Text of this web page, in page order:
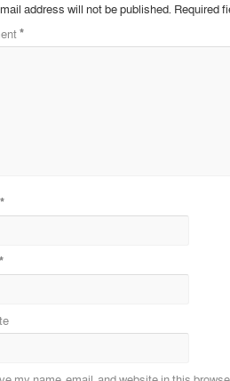
address will not be published. Required
*
*
*